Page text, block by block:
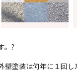
。?
壁塗装は何年に１回し